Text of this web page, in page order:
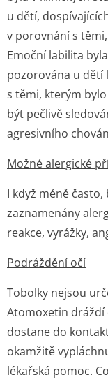
u dětí,
v porovnání s
Emoční labilita
pozorována u dětí
s těmi, kterým
být pečlivě
agresivního
Možné alergické
I když méně
zaznamenány
reakce, vyrážky,
Podráždění očí
Tobolky nejsou
Atomoxetin dráždí
dostane do
okamžitě
lékařská pomoc.